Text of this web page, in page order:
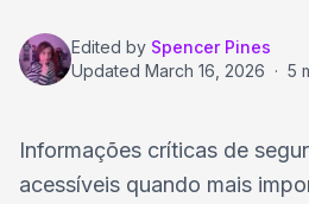
Edited by Spencer Pines
Updated March 16, 2026 · 5
Informações críticas de
acessíveis quando mais